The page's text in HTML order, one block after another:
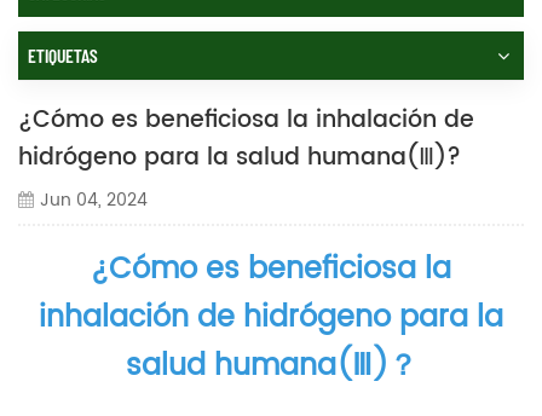
ETIQUETAS
¿Cómo es beneficiosa la inhalación de
hidrógeno para la salud humana(Ⅲ)?
Jun 04, 2024
¿Cómo es beneficiosa la
inhalación de hidrógeno para la
salud humana(Ⅲ)？